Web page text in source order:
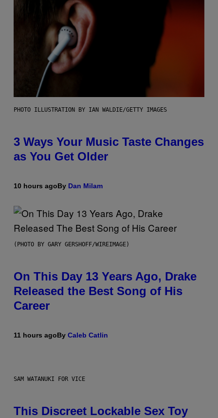
PHOTO ILLUSTRATION BY IAN WALDIE/GETTY IMAGES
3 Ways Your Music Taste Changes
as You Get Older
10 hours agoBy Dan Milam
(PHOTO BY GARY GERSHOFF/WIREIMAGE)
On This Day 13 Years Ago, Drake
Released the Best Song of His
Career
11 hours agoBy Caleb Catlin
SAM WATANUKI FOR VICE
This Discreet Lockable Sex Toy